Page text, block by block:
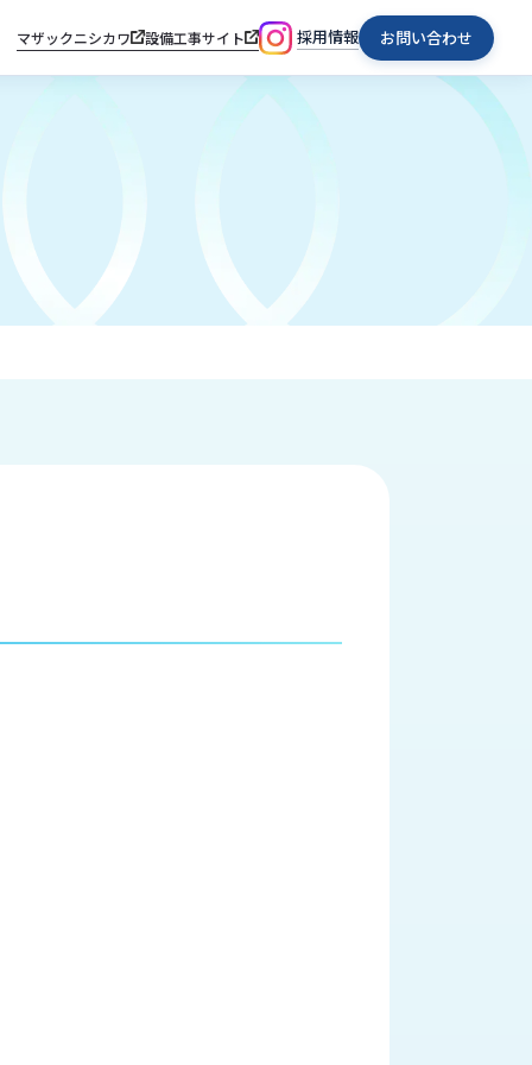
マザックニシカワ 設備工事サイト 採用情報 お問い合わせ